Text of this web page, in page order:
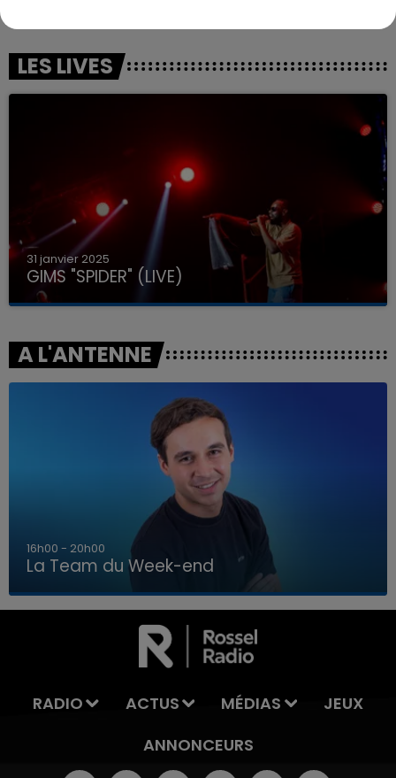
LA TEAM DU WEEK-END
LES LIVES
31 janvier 2025
GIMS "SPIDER" (LIVE)
A L'ANTENNE
7h00 - 12h00
La Team du Week-end
RADIO ACTUS MÉDIAS
JEUX
ANNONCEURS